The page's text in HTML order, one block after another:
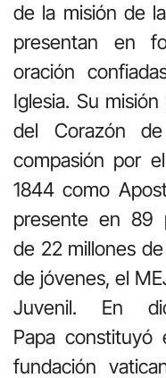
de la misión de
presentan en
oración
Iglesia. Su
del Corazón
compasión por
1844 como
presente en 89
de 22 millones
de jóvenes, el
Juvenil. En
Papa constituyó
fundación